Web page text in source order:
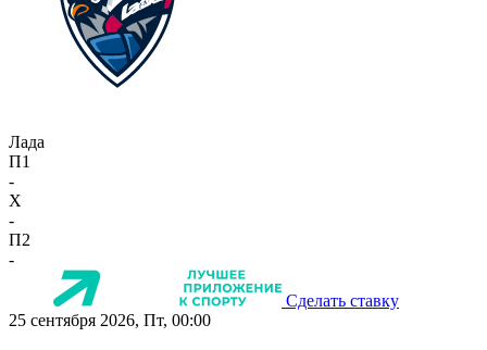
Лада
П1
-
X
-
П2
-
Сделать ставку
25 сентября 2026, Пт, 00:00